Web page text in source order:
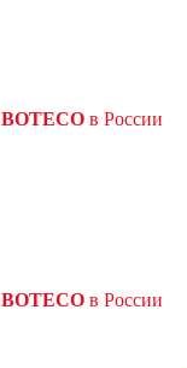
BOTECO в России
BOTECO в России